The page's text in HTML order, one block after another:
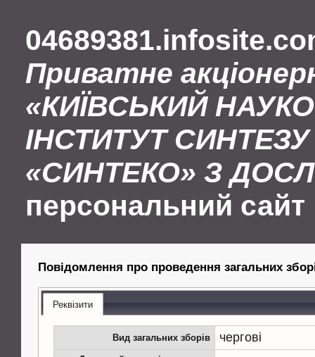
Приватне
«КИЇВСЬКИЙ
ІНСТИТУТ СИНТЕЗУ
«СИНТЕКО» З
персональний сайт
Повідомлення про проведення загальних
Реквізити
Вид загальних зборів чергові